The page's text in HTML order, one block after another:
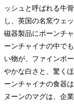
ッシュと呼ばれる牛
し、英国の名窯ウェ
磁器製品にボーンチ
ーンチャイナの中で
い物が、ファインボ
やかな白さと、驚く
ーンチャイナの食器
ヌーンのマグは、企